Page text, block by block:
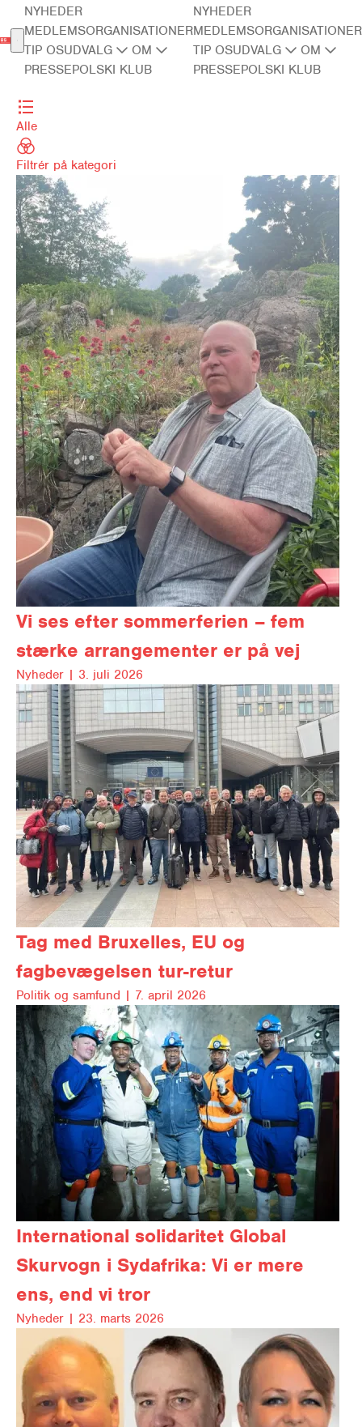
NYHEDER
MEDLEMSORGANISATIONER
TIP OSUDVALG
OM
PRESSEPOLSKI KLUB
NYHEDER
MEDLEMSORGANISATIONER
TIP OSUDVALG
OM
PRESSEPOLSKI KLUB
Alle
Filtrér på kategori
Vi ses efter sommerferien – fem
stærke arrangementer er på vej
Nyheder | 3. juli 2026
Tag med Bruxelles, EU og
fagbevægelsen tur-retur
Politik og samfund | 7. april 2026
International solidaritet Global
Skurvogn i Sydafrika: Vi er mere
ens, end vi tror
Nyheder | 23. marts 2026